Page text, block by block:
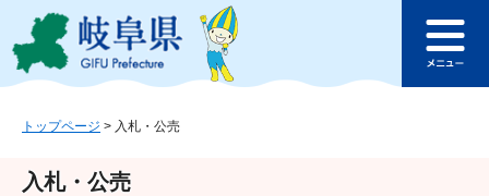
ジ
ュ
このページの本文へ
ュ
トップページ > 入札・公売
入札・公売